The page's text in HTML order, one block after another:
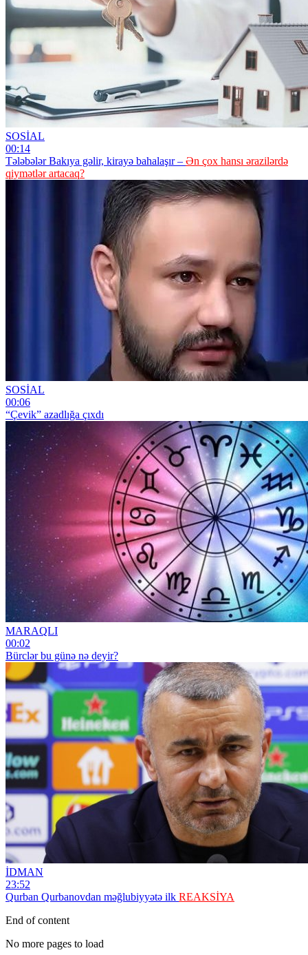
SOSİAL
00:14
Tələbələr Bakıya gəlir, kirayə bahalaşır – Ən çox hansı ərazilərdə
qiymətlər artacaq?
SOSİAL
00:06
“Çevik” azadlığa çıxdı
MARAQLI
00:02
Bürclər bu günə nə deyir?
İDMAN
23:52
Qurban Qurbanovdan məğlubiyyətə ilk REAKSİYA
End of content
No more pages to load